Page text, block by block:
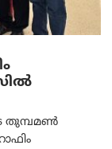
തുമ്പമൺ